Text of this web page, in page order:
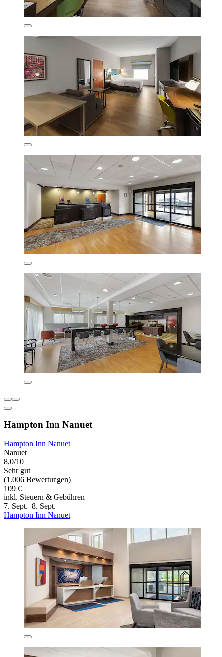
Hampton Inn Nanuet
Hampton Inn Nanuet
Nanuet
8,0/10
Sehr gut
(1.006 Bewertungen)
109 €
inkl. Steuern & Gebühren
7. Sept.–8. Sept.
Hampton Inn Nanuet